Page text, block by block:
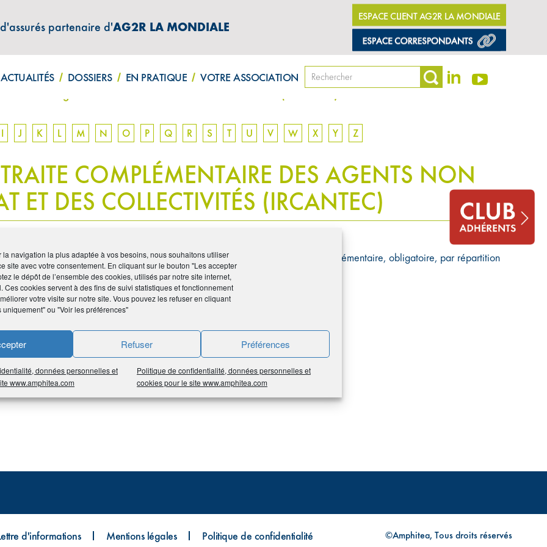
la navigation la plus adaptée à vos besoins, nous souhaitons utiliser
site avec votre consentement. En cliquant sur le bouton "Les accepter
le dépôt de l’ensemble des cookies, utilisés par notre site internet,
Ces cookies servent à des fins de suivi statistiques et fonctionnement
votre visite sur notre site. Vous pouvez les refuser en cliquant
uniquement" ou "Voir les préférences"
Refuser Préférences
données personnelles et
www.amphitea.com
Politique de confidentialité, données personnelles et
cookies pour le site www.amphitea.com
partenaire d'AG2R LA MONDIALE
ESPACE CLIENT AG2R LA MONDIALE
ACTUALITÉS DOSSIERS EN PRATIQUE VOTRE ASSOCIATION
"AMPHITÉA INFOS"
I J K L M N O P Q R S T U V W X Y Z
COMPLÉMENTAIRE DES AGENTS NON
ET DES COLLECTIVITÉS (IRCANTEC)
de l’État et des collectivités (IRCANTEC)est le Régime de retraite complémentaire, obligatoire, par répartition
au régime général de Sécurité sociale.
d'informations Mentions légales Politique de confidentialité ©Amphitea, Tous droits réservés